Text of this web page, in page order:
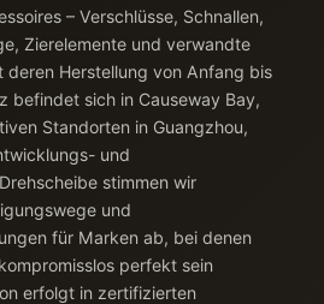
– Verschlüsse, Schnallen,
Zierelemente und verwandte
deren Herstellung von Anfang bis
befindet sich in Causeway Bay,
Standorten in Guangzhou,
und
stimmen wir
und
für Marken ab, bei denen
perfekt sein
erfolgt in zertifizierten